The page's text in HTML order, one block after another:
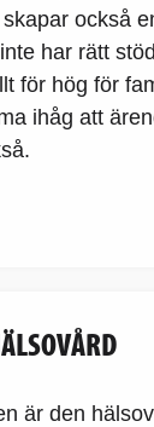
också
har rätt
för hög för
ihåg att
är den